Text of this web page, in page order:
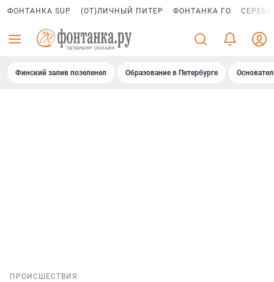
ФОНТАНКА SUP (ОТ)ЛИЧНЫЙ ПИТЕР ФОНТАНКА ГО
Финский залив позеленел Образование в Петербурге
ПРОИСШЕСТВИЯ